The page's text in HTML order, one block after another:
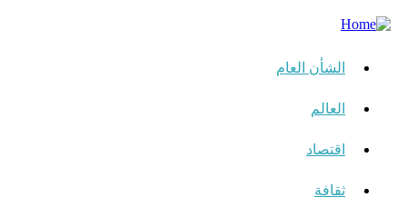
الشأن العام
العالم
اقتصاد
ثقافة